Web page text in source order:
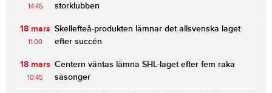
14:45
storklubben
18 mars
11:00
Skellefteå-produkten lämnar det allsvenska laget
efter succén
18 mars
10:45
Centern väntas lämna SHL-laget efter fem raka
säsonger